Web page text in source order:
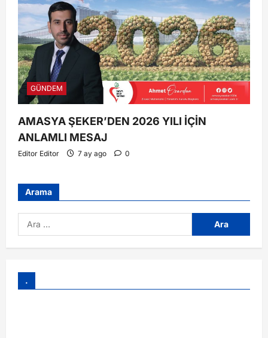
GÜNDEM
AMASYA ŞEKER’DEN 2026 YILI İÇİN
ANLAMLI MESAJ
Editor Editor 7 ay ago 0
Arama
.